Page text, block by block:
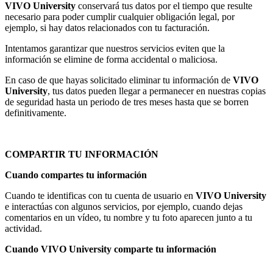
VIVO University conservará tus datos por el tiempo que resulte
necesario para poder cumplir cualquier obligación legal, por
ejemplo, si hay datos relacionados con tu facturación.
Intentamos garantizar que nuestros servicios eviten que la
información se elimine de forma accidental o maliciosa.
En caso de que hayas solicitado eliminar tu información de VIVO
University, tus datos pueden llegar a permanecer en nuestras copias
de seguridad hasta un periodo de tres meses hasta que se borren
definitivamente.
COMPARTIR TU INFORMACIÓN
Cuando compartes tu información
Cuando te identificas con tu cuenta de usuario en VIVO University
e interactúas con algunos servicios, por ejemplo, cuando dejas
comentarios en un vídeo, tu nombre y tu foto aparecen junto a tu
actividad.
Cuando VIVO University comparte tu información